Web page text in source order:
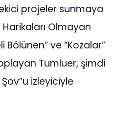
projeler sunmaya
Olmayan
Bölünen” ve “Kozalar”
Tumluer, şimdi
izleyiciyle